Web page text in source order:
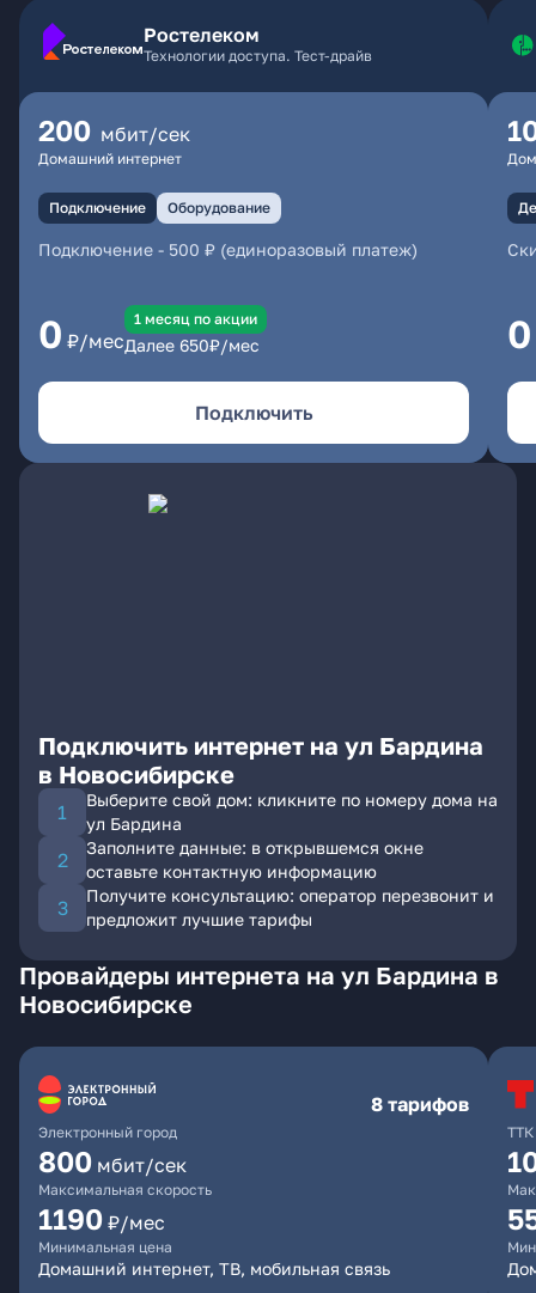
Ростелеком
Технологии доступа. Тест-драйв
200 мбит/сек
Домашний интернет
Подключение Оборудование
Подключение - 500 ₽ (единоразовый платеж)
0 ₽/мес
1 месяц по акции
Далее 650₽/мес
Подключить
0
Подключить интернет на ул Бардина
в Новосибирске
Выберите свой дом: кликните по номеру дома на
ул Бардина
Заполните данные: в открывшемся окне
оставьте контактную информацию
Получите консультацию: оператор перезвонит и
предложит лучшие тарифы
Провайдеры интернета на ул Бардина в
Новосибирске
Электронный город
8 тарифов
800 мбит/сек
Максимальная скорость
1190 ₽/мес
Минимальная цена
Домашний интернет, ТВ, мобильная связь
ТТК